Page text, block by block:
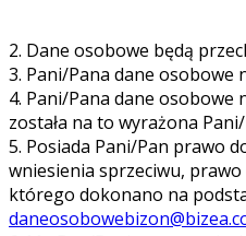
2. Dane osobowe będą
3. Pani/Pana dane
4. Pani/Pana dane
została na to wyrażona
5. Posiada Pani/Pan prawo
wniesienia sprzeciwu,
którego dokonano na